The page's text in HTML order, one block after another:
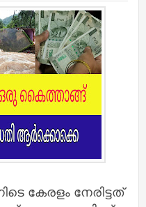
കേരളം നേരിട്ടത്